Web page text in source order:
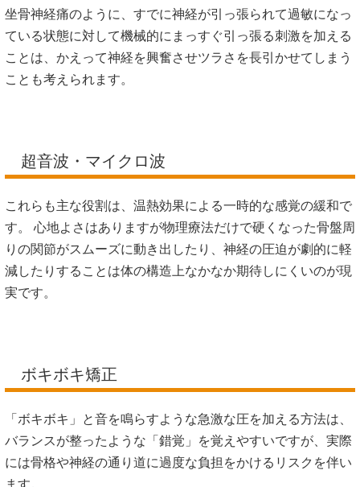
坐骨神経痛のように、すでに神経が引っ張られて過敏になっ
ている状態に対して機械的にまっすぐ引っ張る刺激を加える
ことは、かえって神経を興奮させツラさを長引かせてしまう
ことも考えられます。
超音波・マイクロ波
これらも主な役割は、温熱効果による一時的な感覚の緩和で
す。 心地よさはありますが物理療法だけで硬くなった骨盤周
りの関節がスムーズに動き出したり、神経の圧迫が劇的に軽
減したりすることは体の構造上なかなか期待しにくいのが現
実です。
ボキボキ矯正
「ボキボキ」と音を鳴らすような急激な圧を加える方法は、
バランスが整ったような「錯覚」を覚えやすいですが、実際
には骨格や神経の通り道に過度な負担をかけるリスクを伴い
ます。